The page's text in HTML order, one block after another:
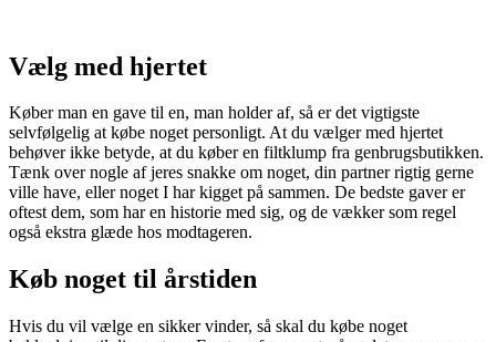
Vælg med hjertet
Køber man en gave til en, man holder af, så er det vigtigste
selvfølgelig at købe noget personligt. At du vælger med hjertet
behøver ikke betyde, at du køber en filtklump fra genbrugsbutikken.
Tænk over nogle af jeres snakke om noget, din partner rigtig gerne
ville have, eller noget I har kigget på sammen. De bedste gaver er
oftest dem, som har en historie med sig, og de vækker som regel
også ekstra glæde hos modtageren.
Køb noget til årstiden
Hvis du vil vælge en sikker vinder, så skal du købe noget